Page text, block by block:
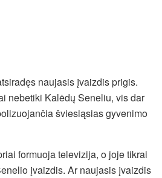
naujasis įvaizdis prigis.
nebetiki Kalėdų Seneliu, vis dar
šviesiąsias gyvenimo
formuoja televizija, o joje tikrai
įvaizdis. Ar naujasis įvaizdis